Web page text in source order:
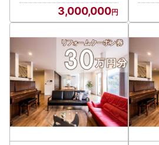
3,000,000